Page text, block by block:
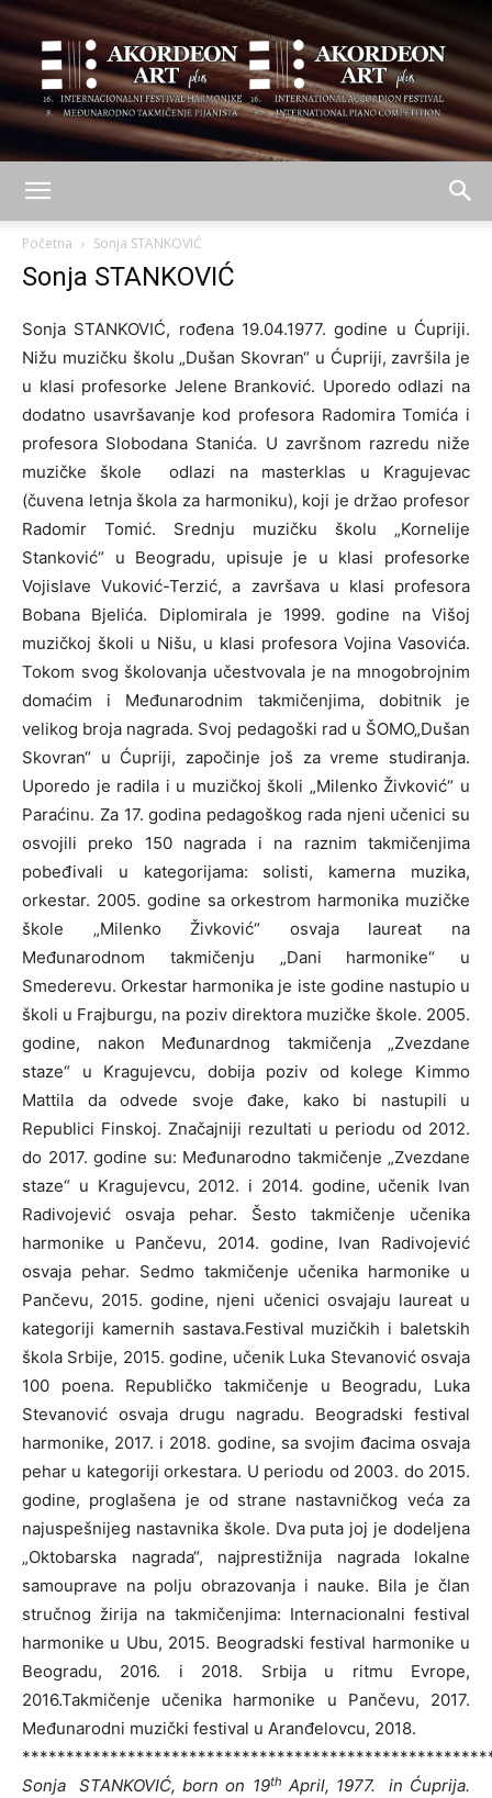
plus
Početna Sonja STANKOVIĆ
Sonja STANKOVIĆ
Sonja STANKOVIĆ, rođena 19.04.1977. godine u Ćupriji.
Nižu muzičku školu „Dušan Skovran“ u Ćupriji, završila je
u klasi profesorke Jelene Branković. Uporedo odlazi na
dodatno usavršavanje kod profesora Radomira Tomića i
profesora Slobodana Stanića. U završnom razredu niže
muzičke škole odlazi na masterklas u Kragujevac
(čuvena letnja škola za harmoniku), koji je držao profesor
Radomir Tomić. Srednju muzičku školu „Kornelije
Stanković“ u Beogradu, upisuje je u klasi profesorke
Vojislave Vuković-Terzić, a završava u klasi profesora
Bobana Bjelića. Diplomirala je 1999. godine na Višoj
muzičkoj školi u Nišu, u klasi profesora Vojina Vasovića.
Tokom svog školovanja učestvovala je na mnogobrojnim
domaćim i Međunarodnim takmičenjima, dobitnik je
velikog broja nagrada. Svoj pedagoški rad u ŠOMO„Dušan
Skovran“ u Ćupriji, započinje još za vreme studiranja.
Uporedo je radila i u muzičkoj školi „Milenko Živković“ u
Paraćinu. Za 17. godina pedagoškog rada njeni učenici su
osvojili preko 150 nagrada i na raznim takmičenjima
pobeđivali u kategorijama: solisti, kamerna muzika,
orkestar. 2005. godine sa orkestrom harmonika muzičke
škole „Milenko Živković“ osvaja laureat na
Međunarodnom takmičenju „Dani harmonike“ u
Smederevu. Orkestar harmonika je iste godine nastupio u
školi u Frajburgu, na poziv direktora muzičke škole. 2005.
godine, nakon Međunardnog takmičenja „Zvezdane
staze“ u Kragujevcu, dobija poziv od kolege Kimmo
Mattila da odvede svoje đake, kako bi nastupili u
Republici Finskoj. Značajniji rezultati u periodu od 2012.
do 2017. godine su: Međunarodno takmičenje „Zvezdane
staze“ u Kragujevcu, 2012. i 2014. godine, učenik Ivan
Radivojević osvaja pehar. Šesto takmičenje učenika
harmonike u Pančevu, 2014. godine, Ivan Radivojević
osvaja pehar. Sedmo takmičenje učenika harmonike u
Pančevu, 2015. godine, njeni učenici osvajaju laureat u
kategoriji kamernih sastava.Festival muzičkih i baletskih
škola Srbije, 2015. godine, učenik Luka Stevanović osvaja
100 poena. Republičko takmičenje u Beogradu, Luka
Stevanović osvaja drugu nagradu. Beogradski festival
harmonike, 2017. i 2018. godine, sa svojim đacima osvaja
pehar u kategoriji orkestara. U periodu od 2003. do 2015.
godine, proglašena je od strane nastavničkog veća za
najuspešnijeg nastavnika škole. Dva puta joj je dodeljena
„Oktobarska nagrada“, najprestižnija nagrada lokalne
samouprave na polju obrazovanja i nauke. Bila je član
stručnog žirija na takmičenjima: Internacionalni festival
harmonike u Ubu, 2015. Beogradski festival harmonike u
Beogradu, 2016. i 2018. Srbija u ritmu Evrope,
2016.Takmičenje učenika harmonike u Pančevu, 2017.
Međunarodni muzički festival u Aranđelovcu, 2018.
Sonja STANKOVIĆ, born on 19th April, 1977. in Ćuprija.